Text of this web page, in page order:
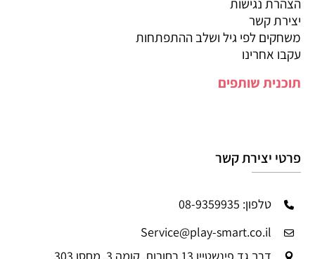
הצהרת נגישות
יצירת קשר
משחקים לפי גיל ושלב ההתפתחות
עקבו אחרינו
תוכנית שותפים
פרטי יצירת קשר
טלפון: 08-9359935
Service@play-smart.co.il